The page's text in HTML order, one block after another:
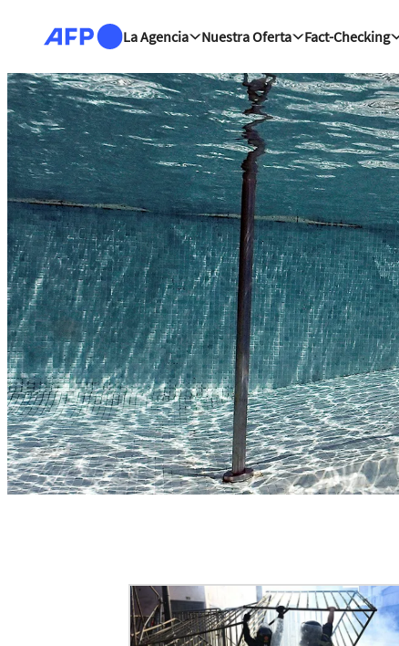
La Agencia
Nuestra Oferta Fact-Checking
Centro de noticias